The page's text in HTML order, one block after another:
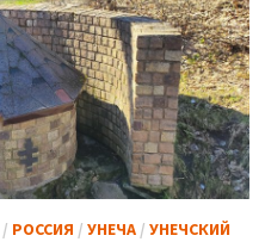
РОССИЯ / УНЕЧА/ УНЕЧСКИЙ